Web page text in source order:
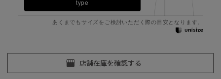
type
あくまでもサイズをご検討いただく際の目安となります。